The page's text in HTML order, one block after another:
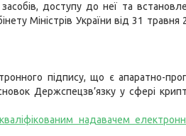
доступу до неї та
Міністрів України від 31
підпису, що є апаратно-
Держспецзв’язку у сфері
кваліфікованим надавачем